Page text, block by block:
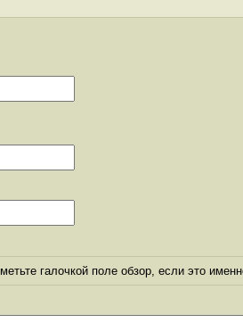
галочкой поле обзор, если это